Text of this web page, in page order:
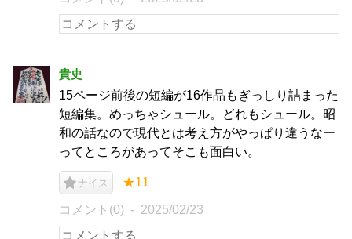
貴史
15ページ前後の短編が16作品もぎっしり詰まった
短編集。めっちゃシュール。どれもシュール。昭
和の話なので現代とは考え方がやっぱり違うなー
ってところがあってそこも面白い。
ナイス ★11
コメント(0) 2025/02/23